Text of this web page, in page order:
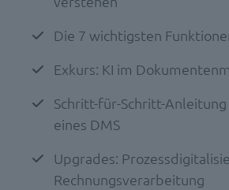
Die 7 wichtigsten
Exkurs: KI im
Schritt-für-Schritt-
eines DMS
Upgrades:
Rechnungsverarbeitung